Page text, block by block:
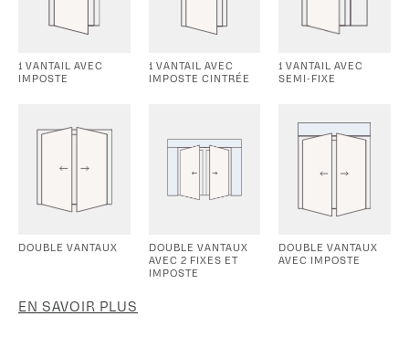
1 VANTAIL AVEC
IMPOSTE
1 VANTAIL AVEC
IMPOSTE CINTRÉE
1 VANTAIL AVEC
SEMI-FIXE
DOUBLE VANTAUX
DOUBLE VANTAUX
AVEC 2 FIXES ET
IMPOSTE
DOUBLE VANTAUX
AVEC IMPOSTE
EN SAVOIR PLUS